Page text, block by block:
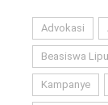
Advokasi
Beasiswa
Kampanye